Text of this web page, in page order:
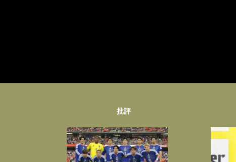
批評